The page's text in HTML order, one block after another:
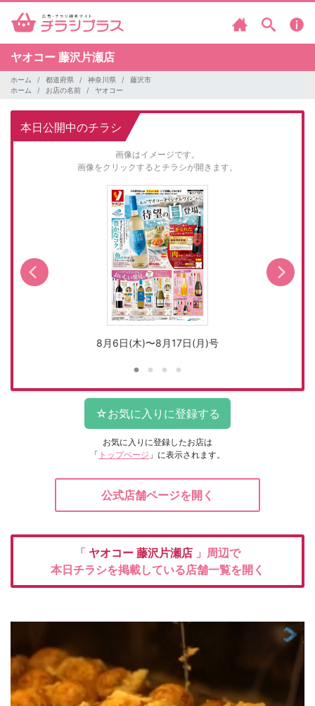
ヤオコー 藤沢片瀬店
ホーム 都道府県 神奈川県
藤沢市
ホーム
お店の名前 ヤオコー
本日公開中のチラシ
画像はイメージです。
画像をクリックするとチラシが開きます。
8月6日(木)〜8月17日(月)号
お気に入りに登録したお店は
「 トップページ 」に表示されます。
公式店舗ページを開く
「 ヤオコー 藤沢片瀬店 」周辺で
本日チラシを掲載している店舗一覧を開く